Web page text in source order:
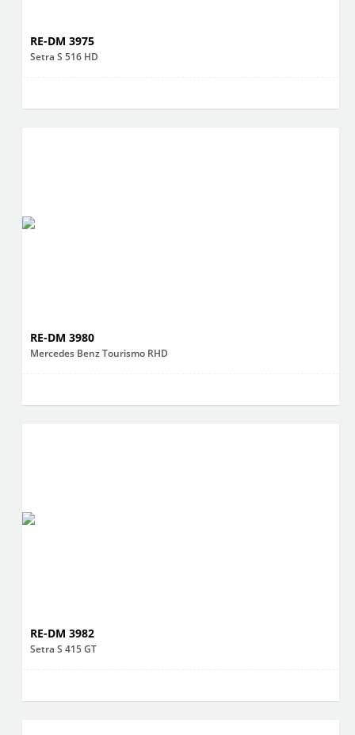
RE-DM 3975
Setra S 516 HD
RE-DM 3980
Mercedes Benz Tourismo RHD
RE-DM 3982
Setra S 415 GT